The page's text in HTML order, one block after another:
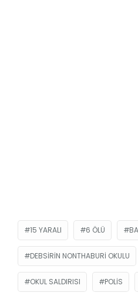
15 YARALI 6 ÖLÜ
DEBSIRIN NONTHABURI OKULU
OKUL SALDIRISI POLIS